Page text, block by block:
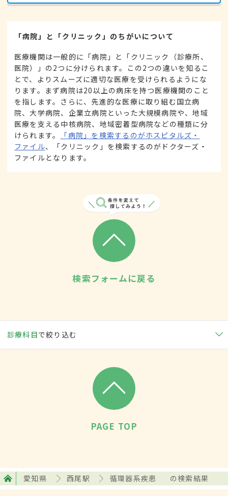
「病院」と「クリニック」のちがいについて
医療機関は一般的に「病院」と「クリニック（診療所、
医院）」の2つに分けられます。この2つの違いを知るこ
とで、よりスムーズに適切な医療を受けられるようにな
ります。まず病院は20以上の病床を持つ医療機関のこと
を指します。さらに、先進的な医療に取り組む国立病
院、大学病院、企業立病院といった大規模病院や、地域
医療を支える中核病院、地域密着型病院などの種類に分
けられます。
「病院」を検索するのがホスピタルズ・
ファイル、「クリニック」を検索するのがドクターズ・
ファイルとなります。
検索フォームに戻る
診療科目で絞り込む
PAGE TOP
愛知県 西尾駅 循環器系疾患 の検索結果